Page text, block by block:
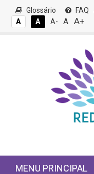
Glossário FAQ
A
A A- A A+
MENU PRINCIPAL